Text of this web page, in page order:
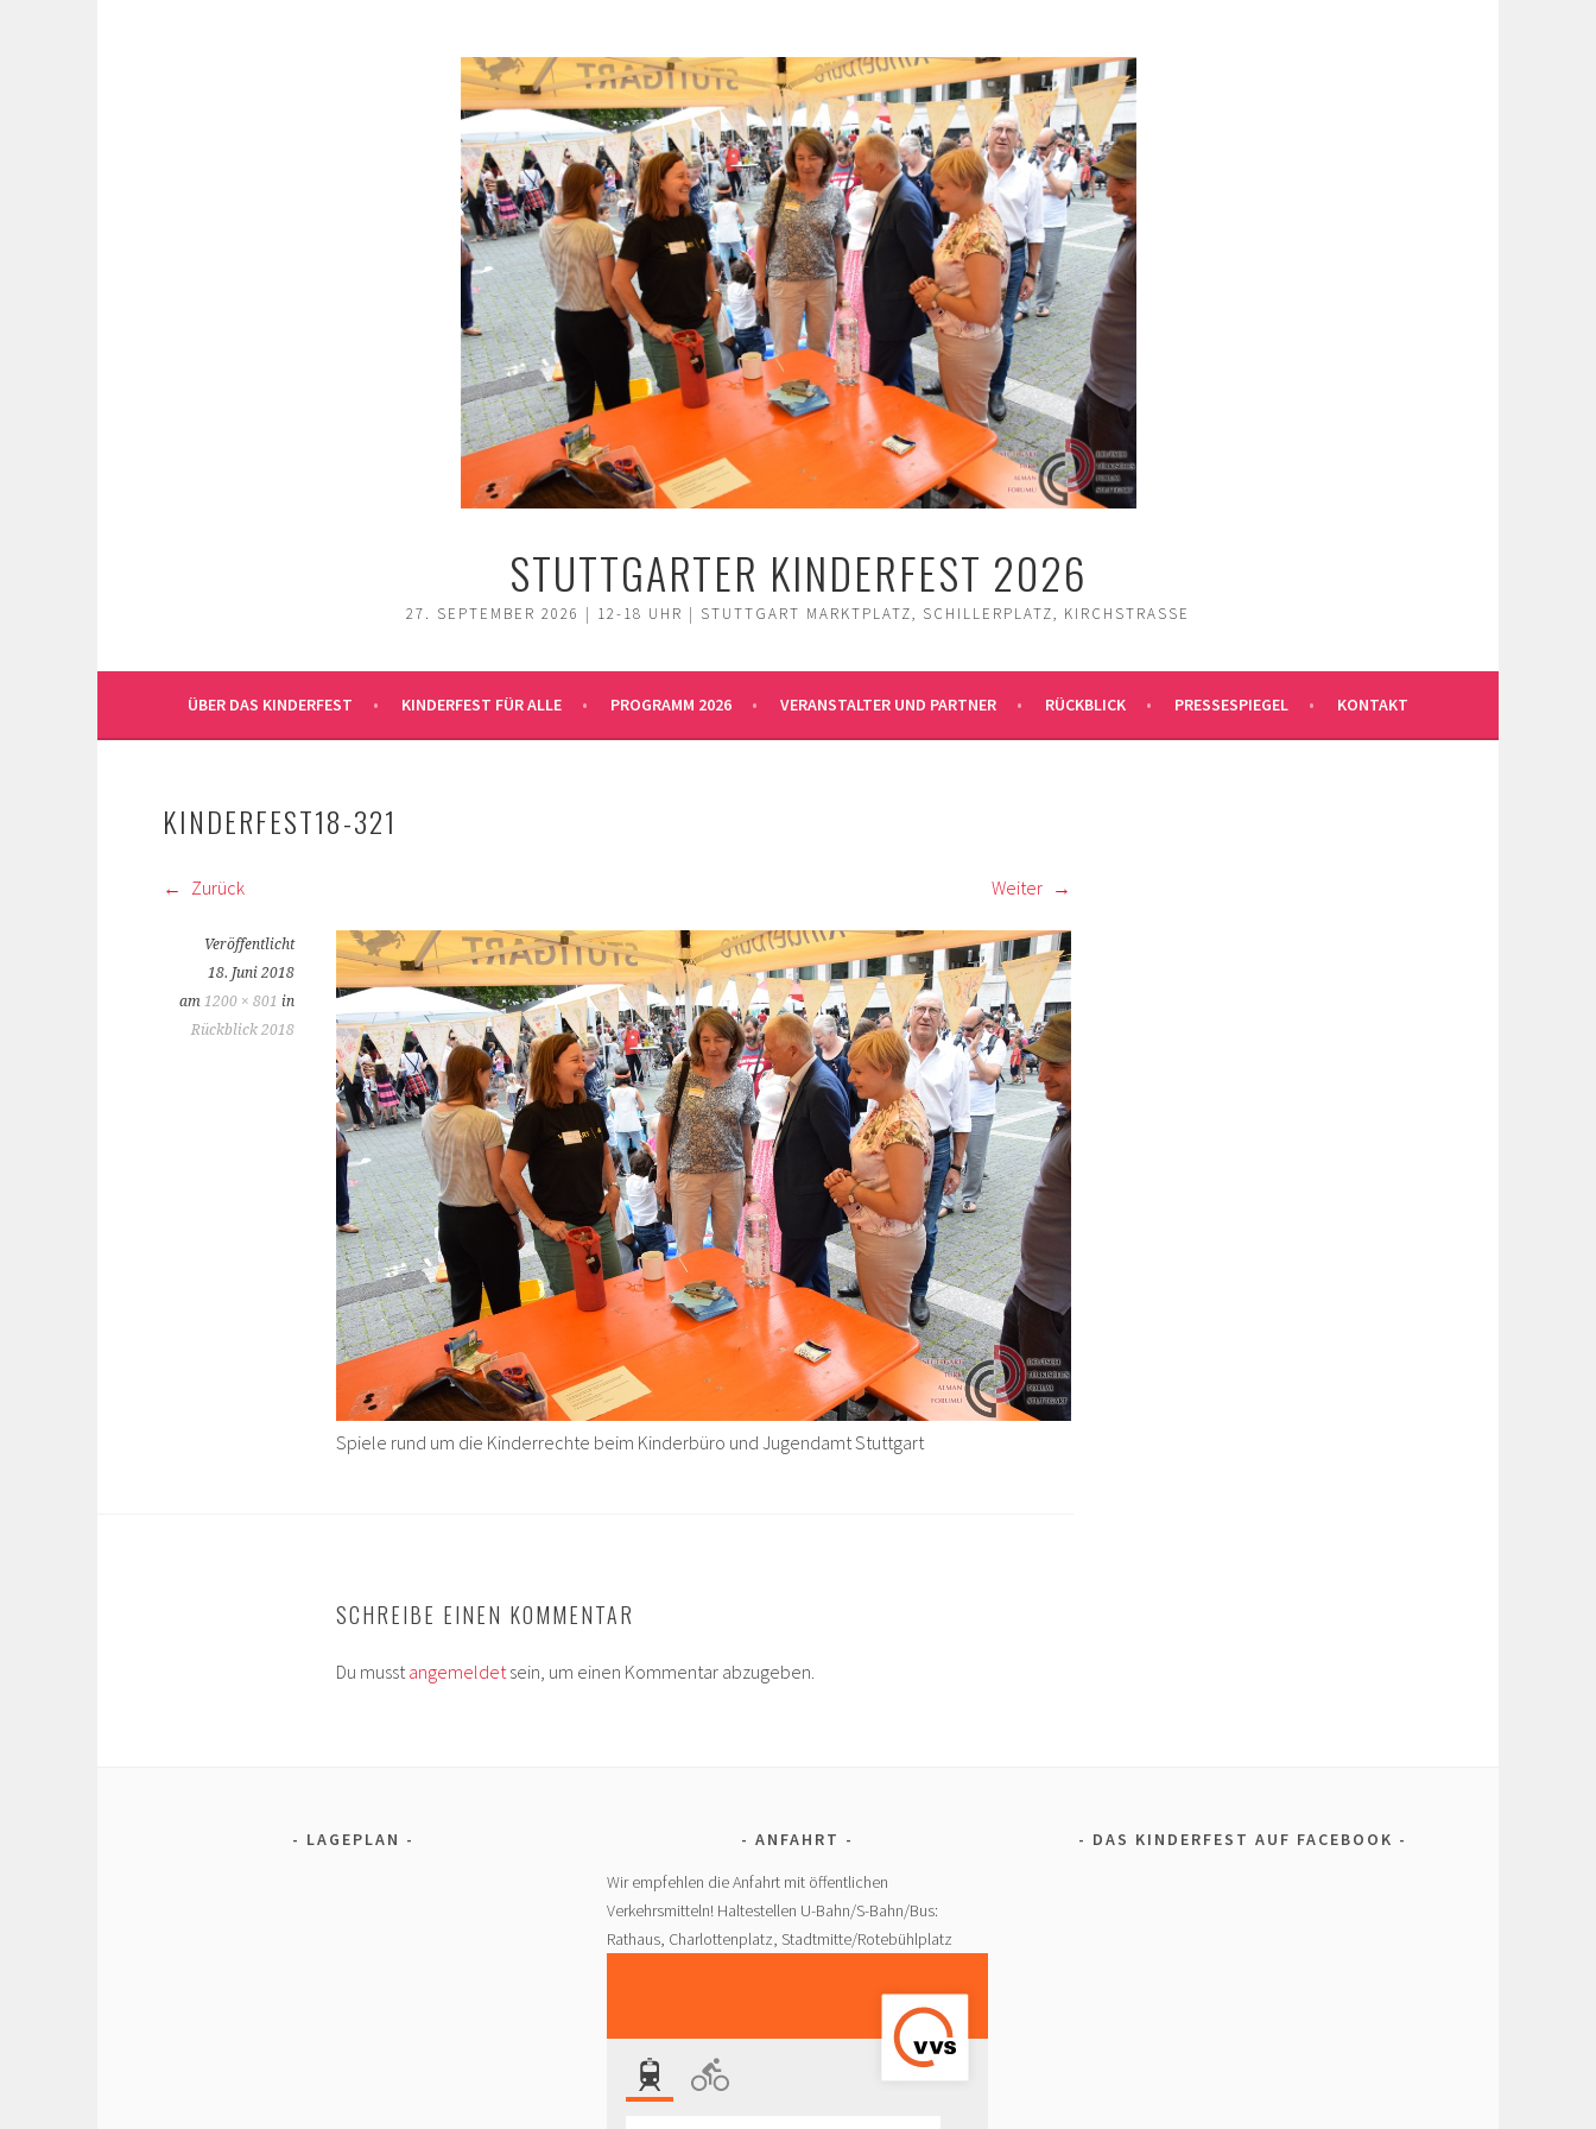
STUTTGARTER KINDERFEST 2026
27. SEPTEMBER 2026 | 12-18 UHR | STUTTGART MARKTPLATZ, SCHILLERPLATZ, KIRCHSTRASSE
ÜBER DAS KINDERFEST KINDERFEST FÜR ALLE PROGRAMM 2026 VERANSTALTER UND PARTNER RÜCKBLICK PRESSESPIEGEL KONTAKT
KINDERFEST18-321
Zurück Weiter
Veröffentlicht
18. Juni 2018
am 1200 × 801 in
Rückblick 2018
Spiele rund um die Kinderrechte beim Kinderbüro und Jugendamt Stuttgart
SCHREIBE EINEN KOMMENTAR
Du musst angemeldet sein, um einen Kommentar abzugeben.
LAGEPLAN
ANFAHRT
Wir empfehlen die Anfahrt mit öffentlichen
Verkehrsmitteln! Haltestellen U-Bahn/S-Bahn/Bus:
Rathaus, Charlottenplatz, Stadtmitte/Rotebühlplatz
DAS KINDERFEST AUF FACEBOOK